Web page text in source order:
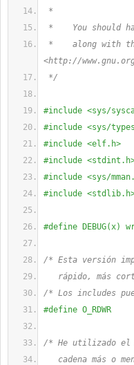
*
*    You should
*    along with
<http://
*/
#include <sys/
#include <sys/
#include <elf.h>
#include
#include <sys/
#include
#define
/* Esta versión
rápido, más
/* Los includes
#define O_RDWR
/* He utilizado el
cadena más o